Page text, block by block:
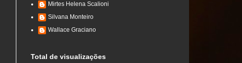
Mirtes Helena Scalioni
Silvana Monteiro
Wallace Graciano
Total de visualizações